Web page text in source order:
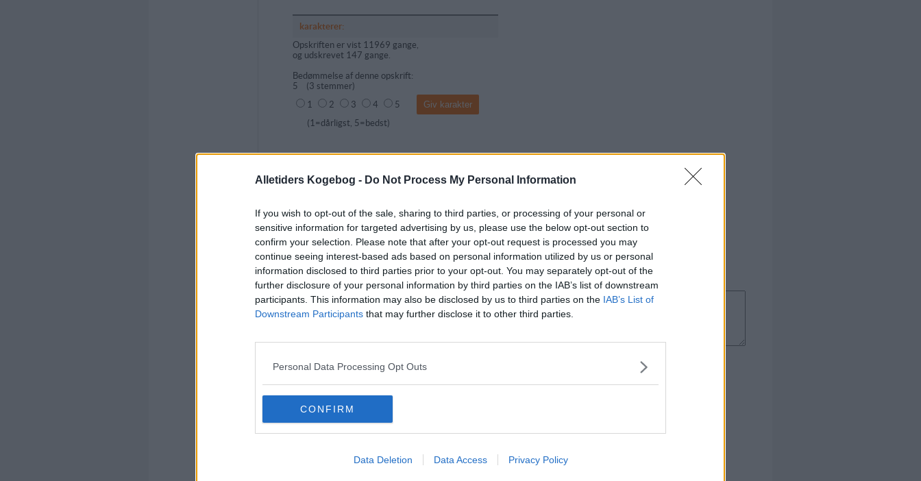
Alletiders Kogebog - Do Not Process My Personal Information
If you wish to opt-out of the sale, sharing to third parties, or processing of your personal or
sensitive information for targeted advertising by us, please use the below opt-out section to
confirm your selection. Please note that after your opt-out request is processed you may
continue seeing interest-based ads based on personal information utilized by us or personal
information disclosed to third parties prior to your opt-out. You may separately opt-out of the
further disclosure of your personal information by third parties on the IAB’s list of downstream
participants. This information may also be disclosed by us to third parties on the IAB’s List of
Downstream Participants that may further disclose it to other third parties.
Personal Data Processing Opt Outs
CONFIRM
Data Deletion Data Access Privacy Policy
karakterer:
Opskriften er vist 11969 gange,
og udskrevet 147 gange.
Bedømmelse af denne opskrift:
5 (3 stemmer)
1
2 3 4
5
(1=dårligst, 5=bedst)
Kommentar fra:
Kommentar:
Pia-2015-05-23 07:51:38
Kan den fryses ned uden glasur
2011-12-20 13:23:09
Den er sindssygt god, prøv den ;-)